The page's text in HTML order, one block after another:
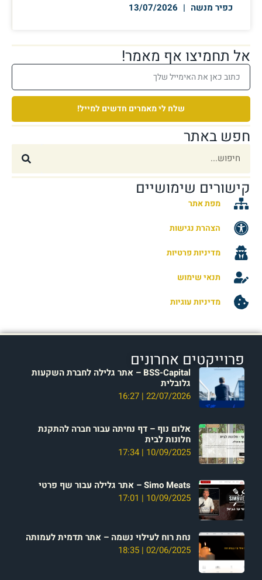
אל תחמיצו אף מאמר!
שלח לי מאמרים חדשים למייל!
חפש באתר
קישורים שימושיים
מפת אתר
הצהרת נגישות
מדיניות פרטיות
תנאי שימוש
מדיניות עוגיות
כפיר מנשה
פרוייקטים אחרונים
BSS-Capital – אתר גלילה לחברת השקעות
גלובלית
22/07/2026
אלום נוף – דף נחיתה עבור חברה להתקנת
חלונות לבית
10/09/2025
Simo Meats – אתר גלילה עבור שף פרטי
10/09/2025
נחת רוח לעילוי נשמה – אתר תדמית לעמותה
02/06/2025